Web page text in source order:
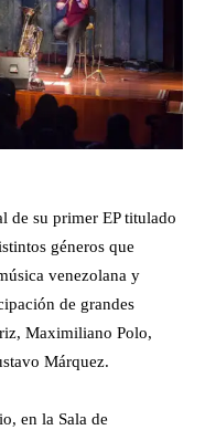
de su primer EP titulado
géneros que
venezolana y
de grandes
Maximiliano Polo,
Márquez.
en la Sala de